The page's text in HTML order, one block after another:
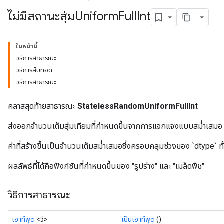
ไม่มีสถานะสุ่มUniformFullInt
ในหน้านี้
วิธีการสาธารณะ
วิธีการสืบทอด
วิธีการสาธารณะ
คลาสสุดท้ายสาธารณะStatelessRandomUniformFullInt
ส่งออกจำนวนเต็มสุ่มเทียมที่กำหนดขึ้นจากการแจกแจงแบบสม่ำเสมอ
ค่าที่สร้างขึ้นเป็นจำนวนเต็มสม่ำเสมอซึ่งครอบคลุมช่วงของ `dtype`
ผลลัพธ์ที่ได้คือฟังก์ชันที่กำหนดขึ้นของ "รูปร่าง" และ "เมล็ดพืช"
วิธีการสาธารณะ
เอาท์พุต <วี> เป็นเอาท์พุต ()